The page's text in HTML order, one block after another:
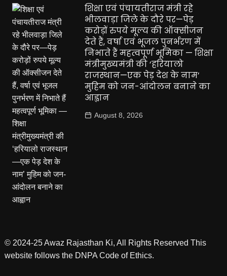
शिक्षा एवं पंचायतीराज मंत्री रहे
भीलवाड़ा जिले के दौरे पर—पेड़
करोड़ों रुपये मूल्य की ऑक्सीजन
देते हैं, वर्षा एवं भूजल पुनर्भरण में
निभाते हैं महत्वपूर्ण भूमिका — शिक्षा
मंत्रीमुख्यमंत्री की ‘हरियालो
राजस्थान—एक पेड़ देश के नाम’
मुहिम को जन-आंदोलन बनाने का
आह्वान
August 8, 2026
© 2024-25 Awaz Rajasthan Ki, All Rights Reserved This
website follows the DNPA Code of Ethics.